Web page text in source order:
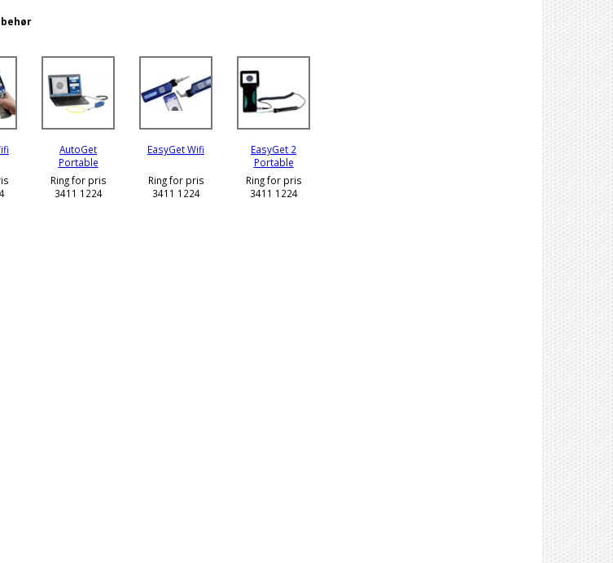
AutoGet
Portable
Ring for pris
3411 1224
EasyGet Wifi
Ring for pris
3411 1224
EasyGet 2
Portable
Ring for pris
3411 1224